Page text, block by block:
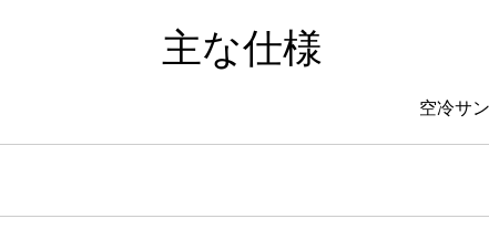
主な仕様
空冷サ